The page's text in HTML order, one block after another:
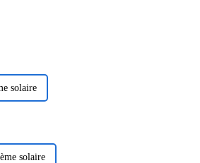
solaire
solaire